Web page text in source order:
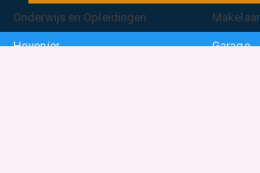
Onderwijs en Opleidingen Makelaar
Hovenier Garage